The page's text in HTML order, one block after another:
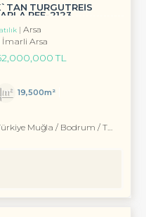
TURGUTREIS
REF-2123
Arsa
İmarli Arsa
TL
19,500m²
Muğla / Bodrum / Turgutreis